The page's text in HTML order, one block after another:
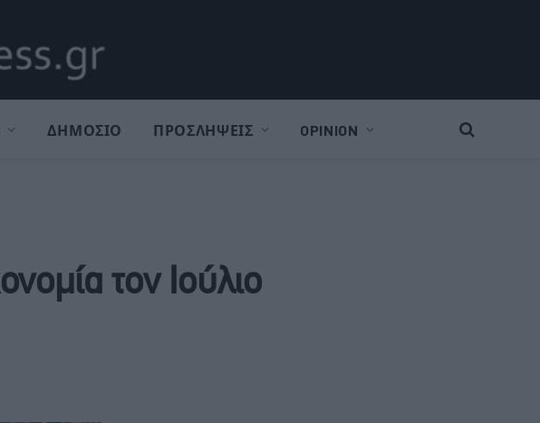
ΔΗΜΟΣΙΟ ΠΡΟΣΛΗΨΕΙΣ OPINION
τον Ιούλιο